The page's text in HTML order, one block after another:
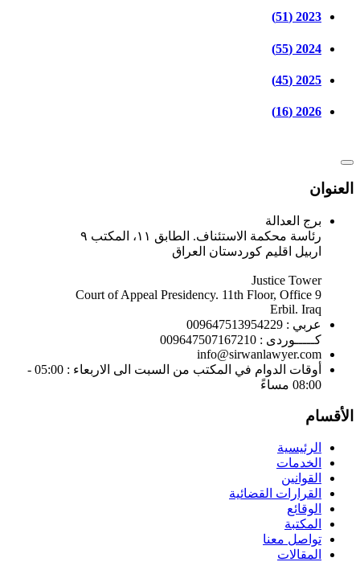
2023 (51)
2024 (55)
2025 (45)
2026 (16)
العنوان
برج العدالة
رئاسة محكمة الاستئناف. الطابق ١١، المكتب ٩
اربيل اقليم كوردستان العراق
Justice Tower
Court of Appeal Presidency. 11th Floor, Office 9
Erbil. Iraq
عربي : 009647513954229
كـــــوردى : 009647507167210
info@sirwanlawyer.com
أوقات الدوام في المكتب من السبت الى الاربعاء : 05:00 -
08:00 مساءً
الأقسام
الرئيسية
الخدمات
القوانين
القرارات القضائية
الوقائع
المكتبة
تواصل معنا
المقالات